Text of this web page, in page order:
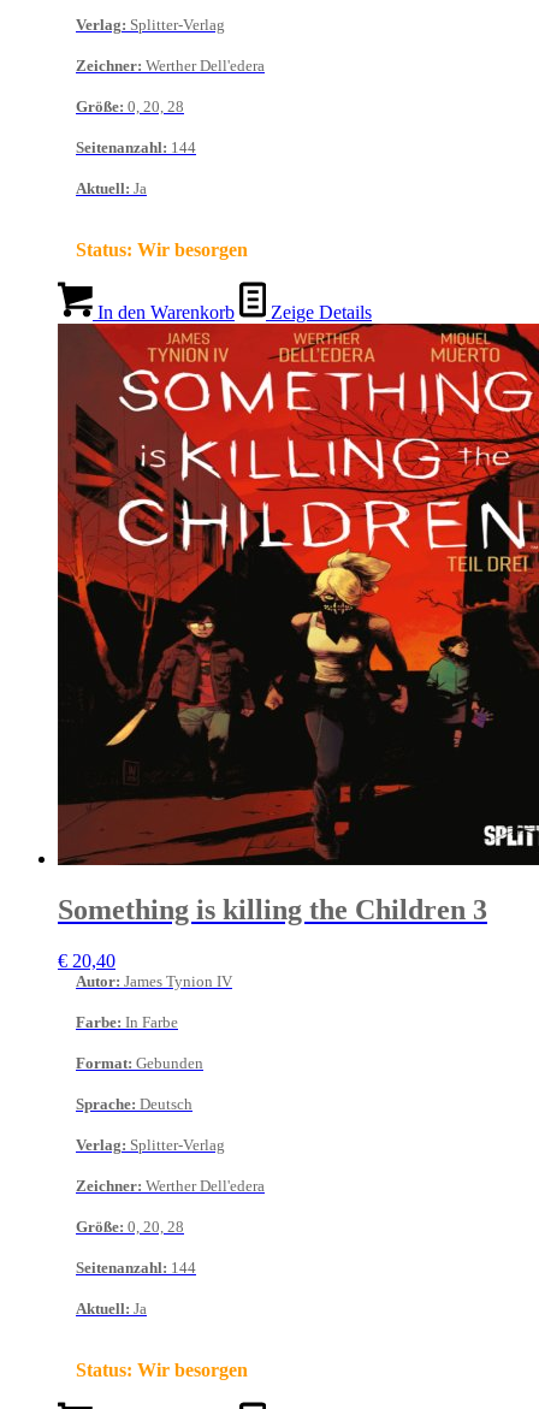
Verlag: Splitter-Verlag
Zeichner: Werther Dell'edera
Größe: 0, 20, 28
Seitenanzahl: 144
Aktuell: Ja
Status: Wir besorgen
In den Warenkorb Zeige Details
Something is killing the Children 3
€ 20,40
Autor: James Tynion IV
Farbe: In Farbe
Format: Gebunden
Sprache: Deutsch
Verlag: Splitter-Verlag
Zeichner: Werther Dell'edera
Größe: 0, 20, 28
Seitenanzahl: 144
Aktuell: Ja
Status: Wir besorgen